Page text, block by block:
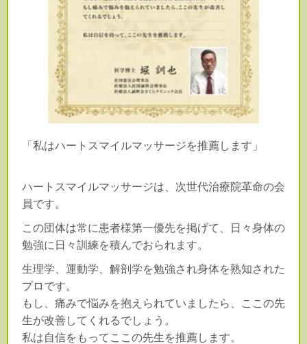
「私はハートスマイルマッサージを推薦します」
ハートスマイルマッサージは、次世代治療院革命の会
員です。
この団体は常に患者様第一優先を掲げて、日々身体の
勉強に日々訓練を積んでおられます。
生理学、運動学、解剖学を勉強され身体を熟知された
プロです。
もし、痛みで悩みを抱えられていましたら、ここの先
生が改善してくれるでしょう。
私は自信をもってここの先生を推薦します。